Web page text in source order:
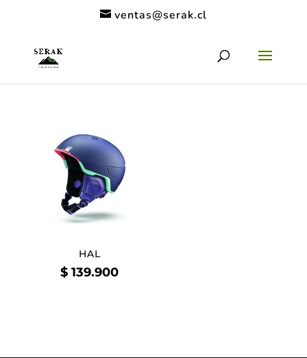
ventas@serak.cl
HAL
$ 139.900